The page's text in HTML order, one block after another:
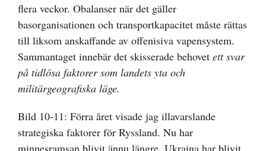
flera veckor. Obalanser när det gäller
basorganisationen och transportkapacitet måste rättas
till liksom anskaffande av offenisiva vapensystem.
Sammantaget innebär det skisserade behovet ett svar
på tidlösa faktorer som landets yta och
militärgeografiska läge.
Bild 10-11: Förra året visade jag illavarslande
strategiska faktorer för Ryssland. Nu har
minnesramsan blivit ännu längre. Ukraina har blivit